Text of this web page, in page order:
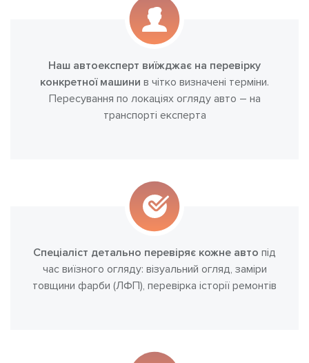
Наш автоексперт виїжджає на перевірку
конкретної машини в чітко визначені терміни.
Пересування по локаціях огляду авто – на
транспорті експерта
Спеціаліст детально перевіряє кожне авто під
час виїзного огляду: візуальний огляд, заміри
товщини фарби (ЛФП), перевірка історії ремонтів